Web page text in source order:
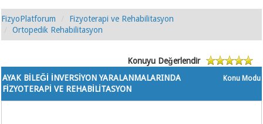
FizyoPlatforum
Fizyoterapi ve Rehabilitasyon
Ortopedik Rehabilitasyon
Konuyu Değerlendir
Konu Modu
AYAK BİLEĞİ İNVERSİYON YARALANMALARINDA
FİZYOTERAPİ VE REHABİLİTASYON